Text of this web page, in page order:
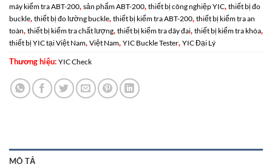
máy kiểm tra ABT-200, sản phẩm ABT-200, thiết bị công nghiệp YIC, thiết bị đo
buckle, thiết bị đo lường buckle, thiết bị kiểm tra ABT-200, thiết bị kiểm tra an
toàn, thiết bị kiểm tra chất lượng, thiết bị kiểm tra dây đai, thiết bị kiểm tra khóa,
thiết bị YIC tại Việt Nam, Việt Nam, YIC Buckle Tester, YIC Đại Lý
Thương hiệu: YIC Check
MÔ TẢ